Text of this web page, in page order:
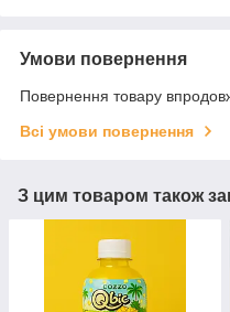
Умови повернення
Повернення товару
Всі умови повернення
З цим товаром також